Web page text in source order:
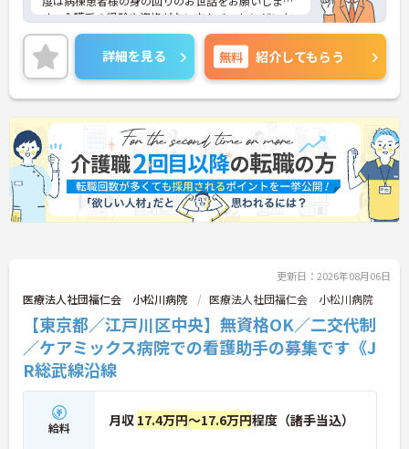
す。介護系の経験や資格がない方もチャレンジいた
だけます。日勤のみのご勤務ですので、無理なく働
けます。ご興味ある方には、面接対策ポイントな
ど、さらに詳細をお話しいたしますのでお気軽にご
相談ください！
詳細を見る 無料 紹介してもらう
更新日：2026年08月06日
医療法人社団福仁会 小松川病院 医療法人社団福仁会 小松川病院
【東京都／江戸川区中央】無資格OK／二交代制
／ケアミックス病院での看護助手の募集です《J
R総武線沿線
給料 月収 17.4万円～17.6万円程度（諸手当込）